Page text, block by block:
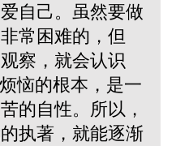
自己。虽然要做
常困难的，但
察，就会认识
恼的根本，是一
的自性。所以，
执著，就能逐渐